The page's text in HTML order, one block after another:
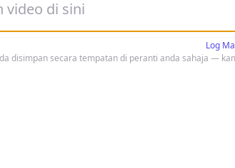
Log
disimpan secara tempatan di peranti anda sahaja —